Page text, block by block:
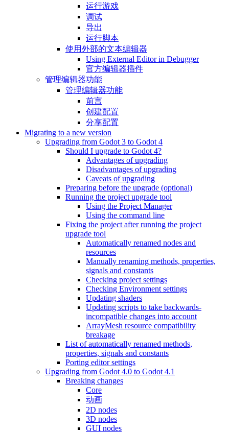
运行游戏
调试
导出
运行脚本
使用外部的文本编辑器
Using External Editor in Debugger
官方编辑器插件
管理编辑器功能
管理编辑器功能
前言
创建配置
分享配置
Migrating to a new version
Upgrading from Godot 3 to Godot 4
Should I upgrade to Godot 4?
Advantages of upgrading
Disadvantages of upgrading
Caveats of upgrading
Preparing before the upgrade (optional)
Running the project upgrade tool
Using the Project Manager
Using the command line
Fixing the project after running the project
upgrade tool
Automatically renamed nodes and
resources
Manually renaming methods, properties,
signals and constants
Checking project settings
Checking Environment settings
Updating shaders
Updating scripts to take backwards-
incompatible changes into account
ArrayMesh resource compatibility
breakage
List of automatically renamed methods,
properties, signals and constants
Porting editor settings
Upgrading from Godot 4.0 to Godot 4.1
Breaking changes
Core
动画
2D nodes
3D nodes
GUI nodes